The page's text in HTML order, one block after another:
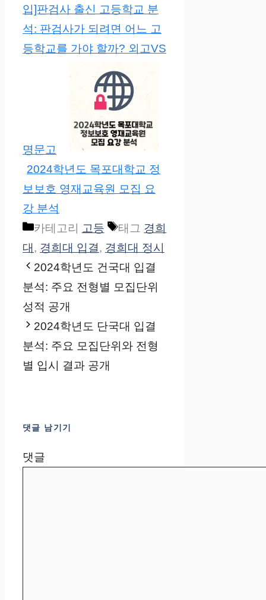
입]판검사 출신 고등학교 분
석: 판검사가 되려면 어느 고
등학교를 가야 할까? 외고VS
명문고
2024학년도 목포대학교 정
보보호 영재교육원 모집 요
강 분석
카테고리 고등 태그 경희
대, 경희대 입결, 경희대 정시
2024학년도 건국대 입결
분석: 주요 전형별 모집단위
성적 공개
2024학년도 단국대 입결
분석: 주요 모집단위와 전형
별 입시 결과 공개
댓글 남기기
댓글